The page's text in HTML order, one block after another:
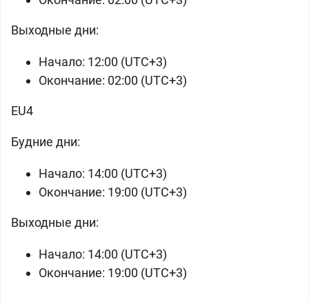
Выходные дни:
Начало: 12:00 (UTC+3)
Окончание: 02:00 (UTC+3)
EU4
Будние дни:
Начало: 14:00 (UTC+3)
Окончание: 19:00 (UTC+3)
Выходные дни:
Начало: 14:00 (UTC+3)
Окончание: 19:00 (UTC+3)